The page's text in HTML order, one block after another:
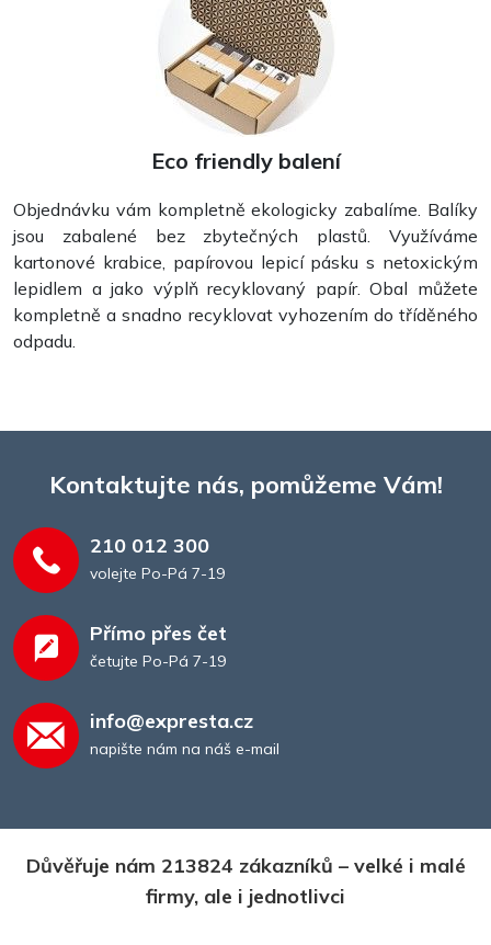
Eco friendly balení
Objednávku vám kompletně ekologicky zabalíme. Balíky
jsou zabalené bez zbytečných plastů. Využíváme
kartonové krabice, papírovou lepicí pásku s netoxickým
lepidlem a jako výplň recyklovaný papír. Obal můžete
kompletně a snadno recyklovat vyhozením do tříděného
odpadu.
Kontaktujte nás, pomůžeme Vám!
210 012 300
volejte Po-Pá 7-19
Přímo přes čet
četujte Po-Pá 7-19
info@expresta.cz
napište nám na náš e-mail
Důvěřuje nám 213824 zákazníků – velké i malé
firmy, ale i jednotlivci